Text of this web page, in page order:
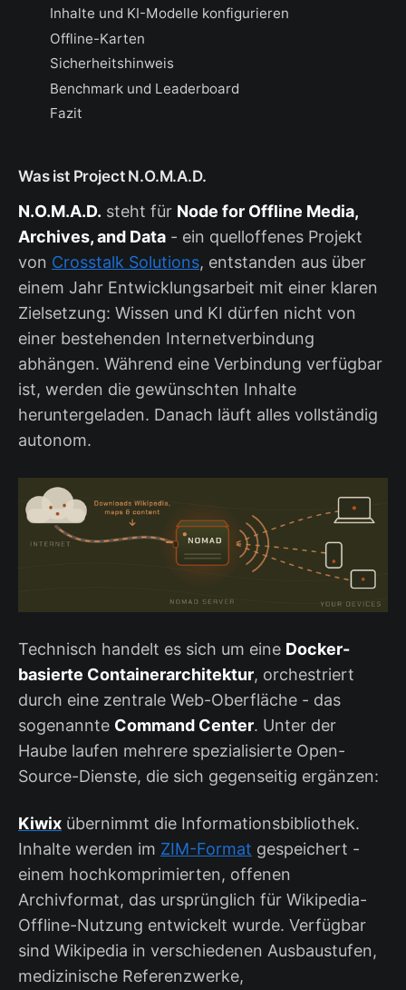
Inhalte und KI-Modelle konfigurieren
Offline-Karten
Sicherheitshinweis
Benchmark und Leaderboard
Fazit
Was ist Project N.O.M.A.D.
N.O.M.A.D. steht für Node for Offline Media,
Archives, and Data - ein quelloffenes Projekt
von Crosstalk Solutions, entstanden aus über
einem Jahr Entwicklungsarbeit mit einer klaren
Zielsetzung: Wissen und KI dürfen nicht von
einer bestehenden Internetverbindung
abhängen. Während eine Verbindung verfügbar
ist, werden die gewünschten Inhalte
heruntergeladen. Danach läuft alles vollständig
autonom.
Technisch handelt es sich um eine Docker-
basierte Containerarchitektur, orchestriert
durch eine zentrale Web-Oberfläche - das
sogenannte Command Center. Unter der
Haube laufen mehrere spezialisierte Open-
Source-Dienste, die sich gegenseitig ergänzen:
Kiwix übernimmt die Informationsbibliothek.
Inhalte werden im ZIM-Format gespeichert -
einem hochkomprimierten, offenen
Archivformat, das ursprünglich für Wikipedia-
Offline-Nutzung entwickelt wurde. Verfügbar
sind Wikipedia in verschiedenen Ausbaustufen,
medizinische Referenzwerke,